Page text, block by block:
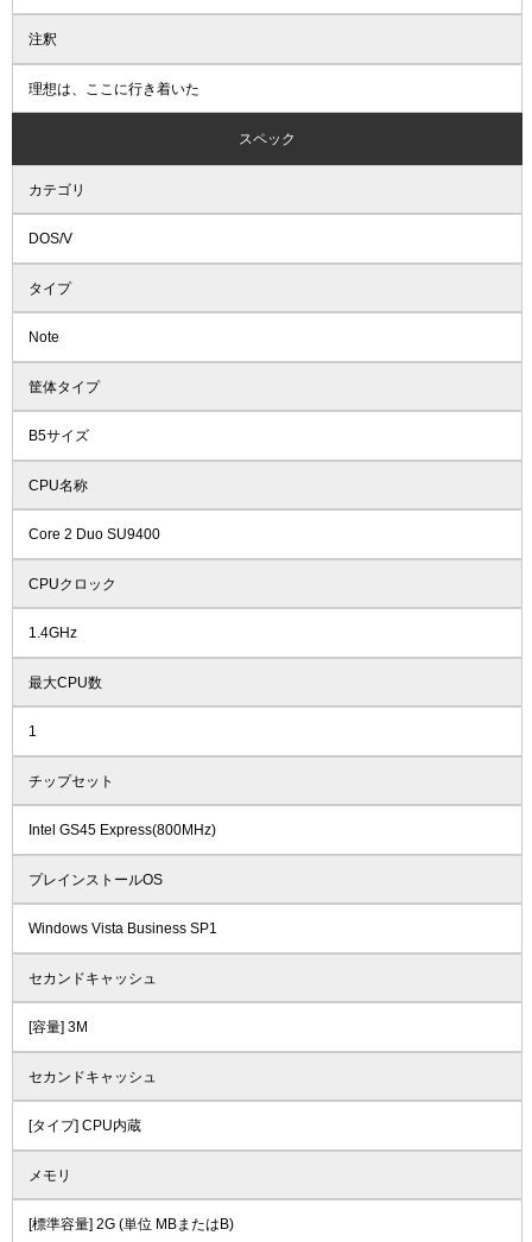
注釈
理想は、ここに行き着いた
スペック
カテゴリ
DOS/V
タイプ
Note
筐体タイプ
B5サイズ
CPU名称
Core 2 Duo SU9400
CPUクロック
1.4GHz
最大CPU数
1
チップセット
Intel GS45 Express(800MHz)
プレインストールOS
Windows Vista Business SP1
セカンドキャッシュ
[容量] 3M
セカンドキャッシュ
[タイプ] CPU内蔵
メモリ
[標準容量] 2G (単位 MBまたはB)